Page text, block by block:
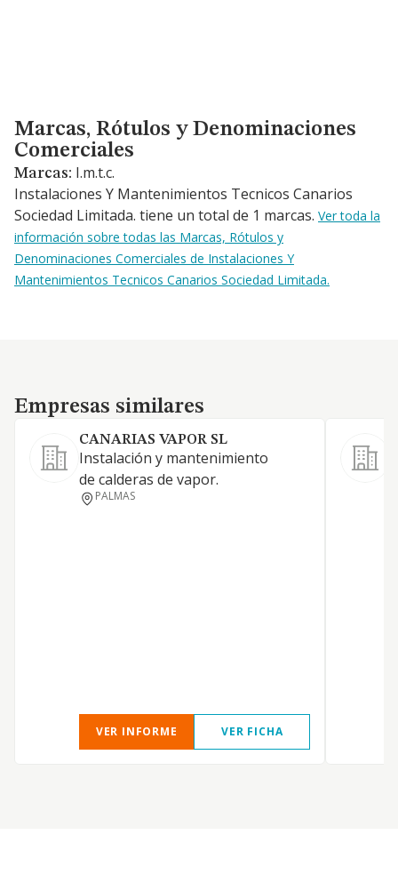
Marcas, Rótulos y Denominaciones Comerciales
Marcas, Rótulos y Denominaciones
Comerciales
Marcas: I.m.t.c.
Instalaciones Y Mantenimientos Tecnicos Canarios
Sociedad Limitada. tiene un total de 1 marcas. Ver toda la
información sobre todas las Marcas, Rótulos y
Denominaciones Comerciales de Instalaciones Y
Mantenimientos Tecnicos Canarios Sociedad Limitada.
Empresas similares
Empresas similares
CANARIAS VAPOR SL
Instalación y mantenimiento
de calderas de vapor.
PALMAS
VER INFORME VER FICHA